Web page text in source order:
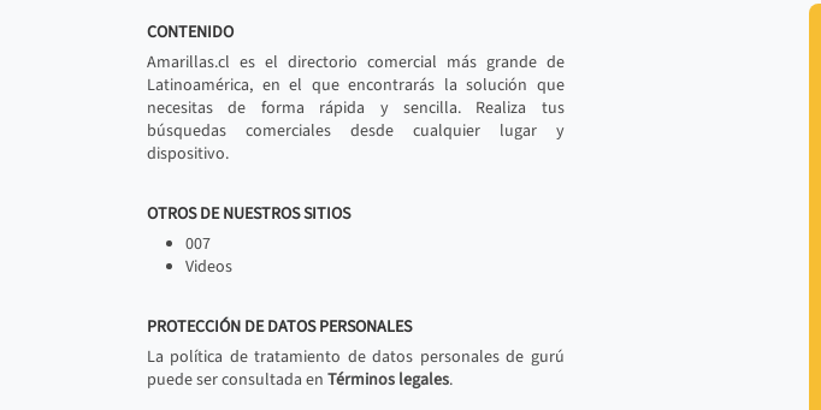
CONTENIDO
Amarillas.cl es el directorio comercial más grande de
Latinoamérica, en el que encontrarás la solución que
necesitas de forma rápida y sencilla. Realiza tus
búsquedas comerciales desde cualquier lugar y
dispositivo.
OTROS DE NUESTROS SITIOS
007
Videos
PROTECCIÓN DE DATOS PERSONALES
La política de tratamiento de datos personales de gurú
puede ser consultada en Términos legales.